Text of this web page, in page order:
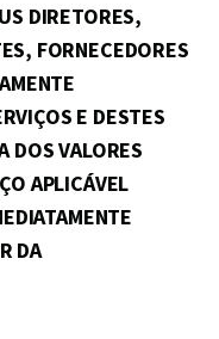
DIRETORES,
FORNECEDORES
E DESTES
DOS VALORES
APLICÁVEL
DA